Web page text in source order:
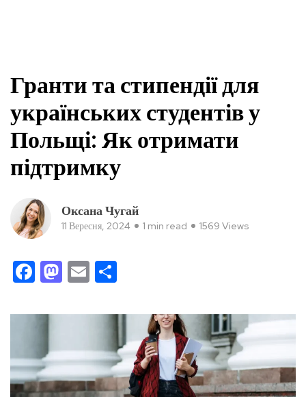
Гранти та стипендії для
українських студентів у
Польщі: Як отримати
підтримку
Оксана Чугай
11 Вересня, 2024 1 min read 1569 Views
Facebook
Mastodon
Email